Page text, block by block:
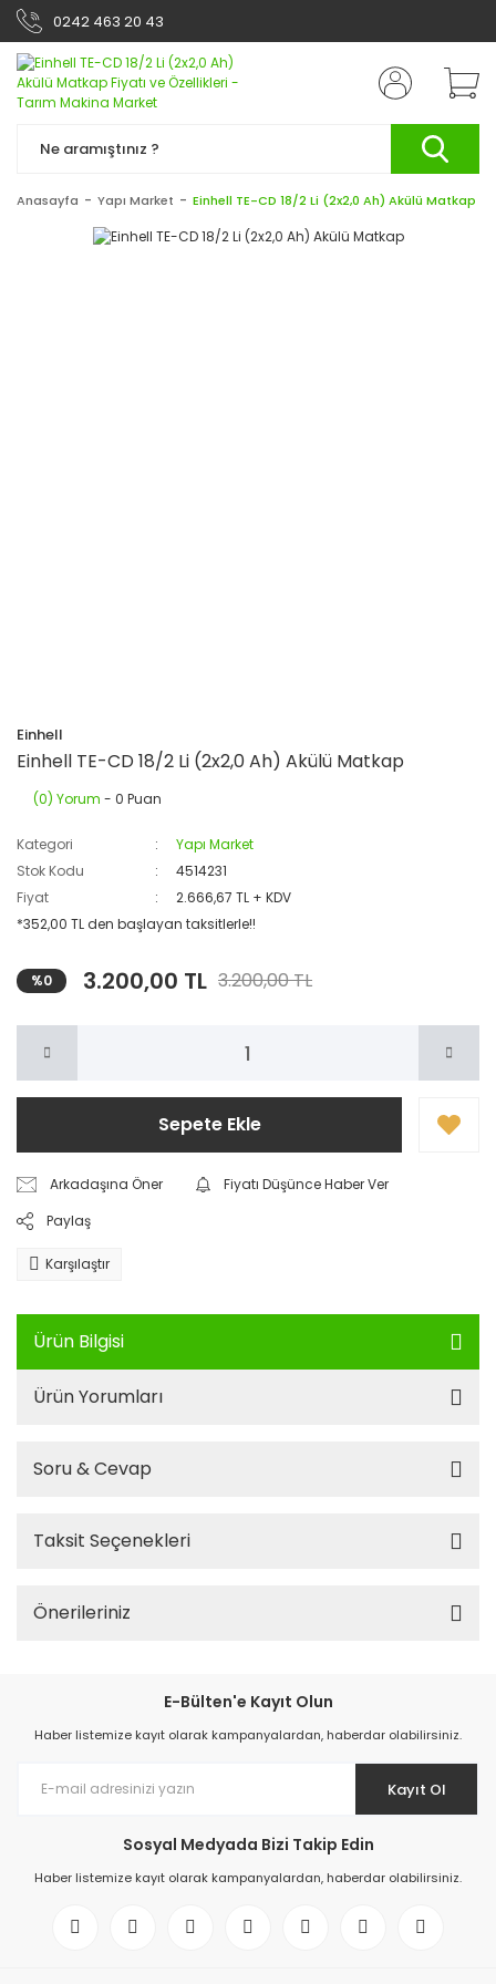
0242 463 20 43
Anasayfa Yapı Market Einhell TE-CD 18/2 Li (2x2,0 Ah) Akülü Matkap
Einhell
Einhell TE-CD 18/2 Li (2x2,0 Ah) Akülü Matkap
(0) Yorum - 0 Puan
Kategori
Yapı Market
Stok Kodu
4514231
Fiyat
2.666,67 TL + KDV
*352,00 TL den başlayan taksitlerle!!
%0 3.200,00 TL 3.200,00 TL
Sepete Ekle
Arkadaşına Öner
Fiyatı Düşünce Haber Ver
Paylaş
Karşılaştır
Ürün Bilgisi
Ürün Yorumları
Soru & Cevap
Taksit Seçenekleri
Önerileriniz
E-Bülten'e Kayıt Olun
Haber listemize kayıt olarak kampanyalardan, haberdar olabilirsiniz.
Kayıt Ol
Sosyal Medyada Bizi Takip Edin
Haber listemize kayıt olarak kampanyalardan, haberdar olabilirsiniz.